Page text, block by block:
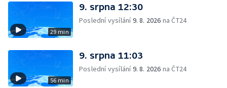
29 min
9. srpna 12:30
Poslední vysílání9. 8. 2026 na ČT24
56 min
9. srpna 11:03
Poslední vysílání9. 8. 2026 na ČT24